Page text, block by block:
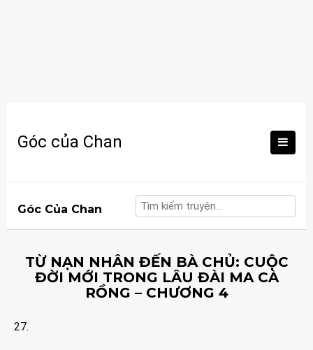
content
Góc của Chan
Góc Của Chan
TỪ NẠN NHÂN ĐẾN BÀ CHỦ: CUỘC
ĐỜI MỚI TRONG LÂU ĐÀI MA CÀ
RỒNG – CHƯƠNG 4
27.